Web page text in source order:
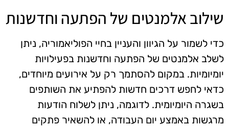
שילוב אלמנטים של הפתעה וחדשנות
כדי לשמור על הגיוון והעניין בחיי הפוליאמוריה, ניתן
לשלב אלמנטים של הפתעה וחדשנות בפעילויות
יומיומיות. במקום להסתמך רק על אירועים מיוחדים,
כדאי לחפש דרכים חדשות להפתיע את השותפים
בשגרה היומיומית. לדוגמה, ניתן לשלוח הודעות
מרגשות באמצע יום העבודה, או להשאיר פתקים